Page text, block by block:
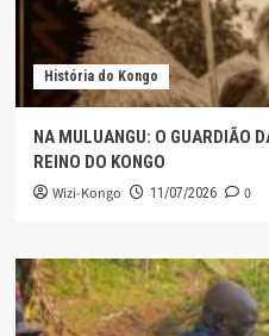
História do Kongo
NA MULUANGU: O GUARDIÃO
REINO DO KONGO
Wizi-Kongo 11/07/2026 0